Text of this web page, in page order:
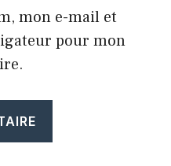
mon e-mail et
pour mon